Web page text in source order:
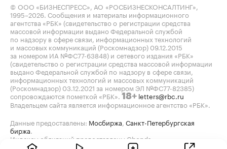
© ООО «БИЗНЕСПРЕСС», АО «РОСБИЗНЕСКОНСАЛТИНГ»,
1995–2026 . Сообщения и материалы информационного
агентства «РБК» (свидетельство о регистрации средства
массовой информации выдано Федеральной службой
по надзору в сфере связи, информационных технологий
и массовых коммуникаций (Роскомнадзор) 09.12.2015
за номером ИА №ФС77-63848) и сетевого издания «РБК»
(свидетельство о регистрации средства массовой информации
выдано Федеральной службой по надзору в сфере связи,
информационных технологий и массовых коммуникаций
(Роскомнадзор) 03.12.2021 за номером ЭЛ №ФС77-82385)
сопровождаются пометкой «РБК». 18+ letters@rbc.ru
Владельцем сайта является информационное агентство «РБК».
Данные предоставлены: Мосбиржа Санкт-Петербургская
биржа
Индексы облигаций предоставлены Cbonds.